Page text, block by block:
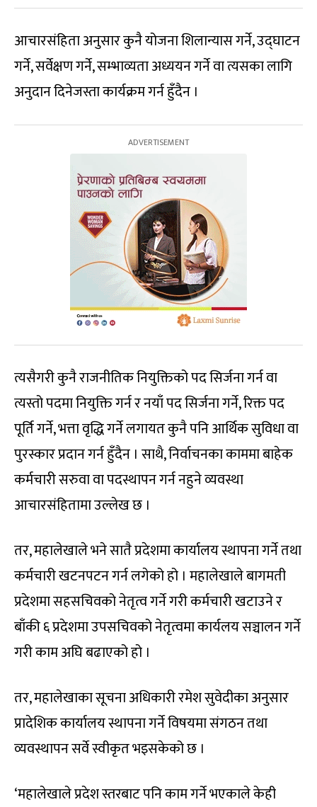
आचारसंहिता अनुसार कुनै योजना शिलान्यास गर्ने, उद्घाटन
गर्ने, सर्वेक्षण गर्ने, सम्भाव्यता अध्ययन गर्ने वा त्यसका लागि
अनुदान दिनेजस्ता कार्यक्रम गर्न हुँदैन ।
त्यसैगरी कुनै राजनीतिक नियुक्तिको पद सिर्जना गर्न वा
त्यस्तो पदमा नियुक्ति गर्न र नयाँ पद सिर्जना गर्ने, रिक्त पद
पूर्ति गर्ने, भत्ता वृद्धि गर्ने लगायत कुनै पनि आर्थिक सुविधा वा
पुरस्कार प्रदान गर्न हुँदैन । साथै, निर्वाचनका काममा बाहेक
कर्मचारी सरुवा वा पदस्थापन गर्न नहुने व्यवस्था
आचारसंहितामा उल्लेख छ ।
तर, महालेखाले भने सातै प्रदेशमा कार्यालय स्थापना गर्ने तथा
कर्मचारी खटनपटन गर्न लगेको हो । महालेखाले बागमती
प्रदेशमा सहसचिवको नेतृत्व गर्ने गरी कर्मचारी खटाउने र
बाँकी ६ प्रदेशमा उपसचिवको नेतृत्वमा कार्यलय सञ्चालन गर्ने
गरी काम अघि बढाएको हो ।
तर, महालेखाका सूचना अधिकारी रमेश सुवेदीका अनुसार
प्रादेशिक कार्यालय स्थापना गर्ने विषयमा संगठन तथा
व्यवस्थापन सर्वे स्वीकृत भइसकेको छ ।
‘महालेखाले प्रदेश स्तरबाट पनि काम गर्ने भएकाले केही